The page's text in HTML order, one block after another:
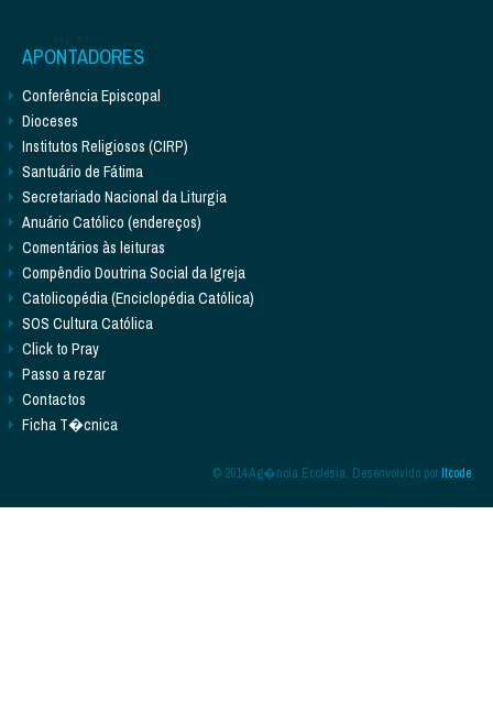
APONTADORES
Conferência Episcopal
Dioceses
Institutos Religiosos (CIRP)
Santuário de Fátima
Secretariado Nacional da Liturgia
Anuário Católico (endereços)
Comentários às leituras
Compêndio Doutrina Social da Igreja
Catolicopédia (Enciclopédia Católica)
SOS Cultura Católica
Click to Pray
Passo a rezar
Contactos
Ficha T�cnica
© 2014 Ag�ncia Ecclesia. Desenvolvido porItcode